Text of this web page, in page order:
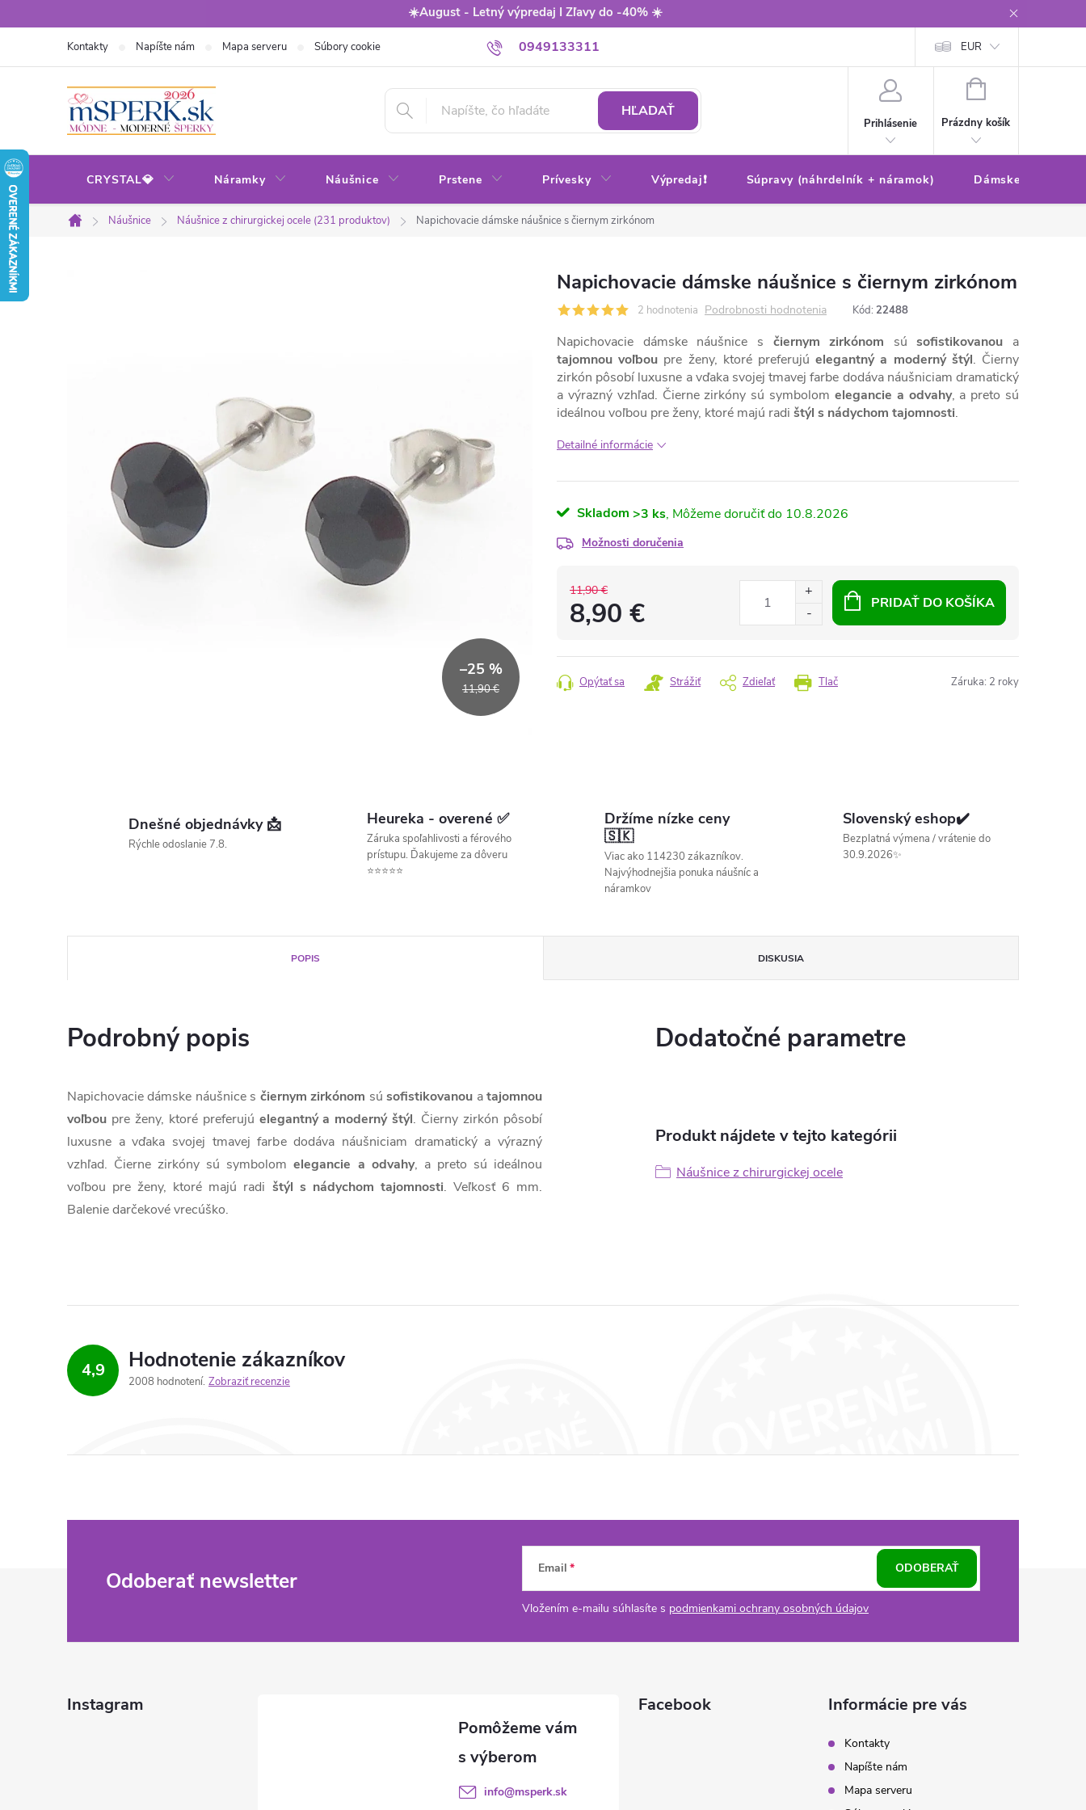
na
☀️August - Letný výpredaj I Zľavy do -40% ☀️
0949133311
Kontakty Napíšte nám Mapa serveru Súbory cookie Obchodné podmienky Ochrana osobných údajov
EUR
HĽADAŤ
Prihlásenie
NÁKUPNÝ
Prázdny košík
CRYSTAL💎 Náramky Náušnice Prstene Prívesky Výpredaj❗ Súpravy (náhrdelník + náramok) Dámske sety
Domov
Náušnice Náušnice z chirurgickej ocele (231 produktov) Napichovacie dámske náušnice s čiernym zirkónom
11,90 €
–25 %
Napichovacie dámske náušnice s čiernym zirkónom
2 hodnotenia Podrobnosti hodnotenia Kód: 22488
Napichovacie dámske náušnice s čiernym zirkónom súsofistikovanou a
tajomnou voľbou pre ženy, ktoré preferujúelegantný a moderný štýl. Čierny
zirkón pôsobí luxusne a vďaka svojej tmavej farbe dodáva náušniciam dramatický
a výrazný vzhľad. Čierne zirkóny sú symbolom elegancie a odvahy, a preto sú
ideálnou voľbou pre ženy, ktoré majú radi štýl s nádychom tajomnosti.
Detailné informácie
Skladom >3 ks 10.8.2026
Možnosti doručenia
11,90 €
8,90 €
cena:
PRIDAŤ DO KOŠÍKA
Tlač
Opýtať sa Strážiť Zdieľať Záruka: 2 roky
Dnešné objednávky 📩
Rýchle odoslanie 7.8.
Heureka - overené ✅
Záruka spoľahlivosti a férového
prístupu. Ďakujeme za dôveru
⭐⭐⭐⭐⭐
Držíme nízke ceny
🇸🇰
Viac ako 114230 zákazníkov.
Najvýhodnejšia ponuka náušníc a
náramkov
Slovenský eshop✔️
Bezplatná výmena / vrátenie do
30.9.2026✨
POPIS DISKUSIA
Podrobný popis
Napichovacie dámske náušnice s čiernym zirkónom súsofistikovanou atajomnou
voľbou pre ženy, ktoré preferujú elegantný a moderný štýl. Čierny zirkón pôsobí
luxusne a vďaka svojej tmavej farbe dodáva náušniciam dramatický a výrazný
vzhľad. Čierne zirkóny sú symbolomelegancie a odvahy, a preto sú ideálnou
voľbou pre ženy, ktoré majú radi štýl s nádychom tajomnosti. Veľkosť 6 mm.
Balenie darčekové vrecúško.
Dodatočné parametre
Produkt nájdete v tejto kategórii
Náušnice z chirurgickej ocele
4,9 Hodnotenie zákazníkov
2008 hodnotení Zobraziť recenzie
Odoberať newsletter Email
Vložením e-mailu súhlasíte s podmienkami ochrany osobných údajov
ODOBERAŤ
Instagram
info@msperk.sk
Facebook Informácie pre vás
Kontakty
Napíšte nám
Mapa serveru